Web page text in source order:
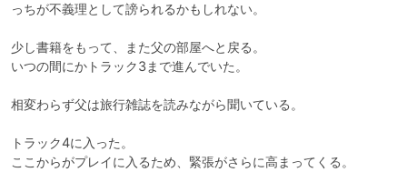
っちが不義理として謗られるかもしれない。
少し書籍をもって、また父の部屋へと戻る。
いつの間にかトラック3まで進んでいた。
相変わらず父は旅行雑誌を読みながら聞いている。
トラック4に入った。
ここからがプレイに入るため、緊張がさらに高まってくる。